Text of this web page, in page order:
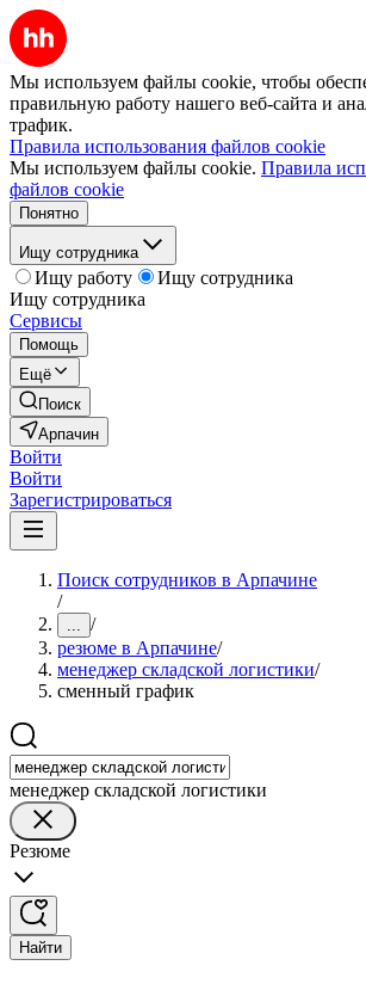
Мы используем файлы cookie, чтобы
правильную работу нашего веб-сайта и
трафик.
Правила использования файлов cookie
Мы используем файлы cookie. Правила
файлов cookie
Понятно
Ищу сотрудника
Ищу работу
Ищу сотрудника
Ищу сотрудника
Сервисы
Помощь
Ещё
Поиск
Арпачин
Войти
Войти
Зарегистрироваться
Поиск сотрудников в Арпачине
/
... /
резюме в Арпачине/
менеджер складской логистики/
сменный график
менеджер складской логистики
Резюме
Найти